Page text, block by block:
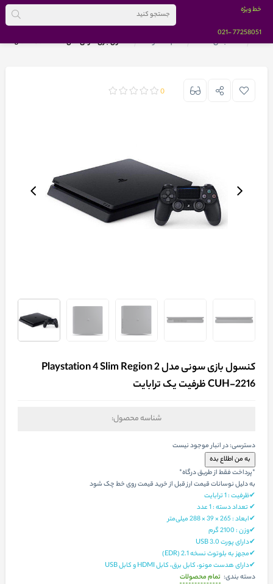
خط ویژه
77258051
-021
خانه
دسته بندی کالاها تمام محصولات کنسول بازی سونی مدل Playstation 4 Slim Region 2 CUH-2216 ظرفیت یک ترابایت
کنسول بازی سونی مدل Playstation 4 Slim Region 2
CUH-2216 ظرفیت یک ترابایت
شناسه محصول:
دسترسی:در انبار موجود نیست
*پرداخت فقط از طریق درگاه*
به دلیل نوسانات قیمت ارز قبل از خرید قیمت روی خط چک شود
✔ظرفیت : 1 ترابایت
✔ تعداد دسته : 1 عدد
✔ابعاد : 265 × 39 × 288 میلی‌متر
✔وزن : 2100 گرم
✔دارای پورت USB 3.0
✔مجهز به بلوتوث نسخه 2.1 (EDR)
✔دارای هدست مونو، کابل برق، کابل HDMI و کابل USB
دسته بندی: تمام محصولات
0